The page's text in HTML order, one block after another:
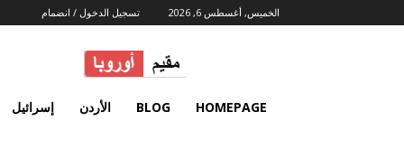
الخميس, أغسطس 6, 2026 تسجيل الدخول / انضمام
HOMEPAGE
BLOG الأردن إسرائيل